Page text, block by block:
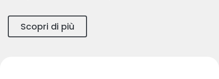
Scopri di più